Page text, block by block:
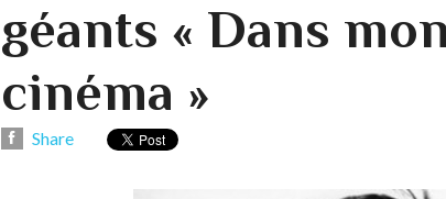
géants « Dans mon
cinéma »
Share